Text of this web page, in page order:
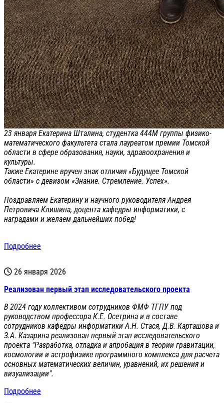
23 января Екатерина Шталина, студентка 444М группы физико-
математического факультета стала лауреатом премии Томской
области в сфере образования, науки, здравоохранения и
культуры.
Также Екатерине вручен знак отличия «Будущее Томской
области» с девизом «Знание. Стремление. Успех».
Поздравляем Екатерину и научного руководителя Андрея
Петровича Клишина, доцента кафедры информатики, с
наградами и желаем дальнейших побед!
Подробнее
26 января 2026
Реализован первый этап исследовательского проекта
В 2024 году коллективом сотрудников ФМФ ТГПУ под
руководством профессора К.Е. Осетрина и в составе
сотрудников кафедры информатики А.Н. Стася, Д.В. Карташова и
З.А. Казарина реализован первый этап исследовательского
проекта "Разработка, отладка и апробация в теории гравитации,
космологии и астрофизике программного комплекса для расчета
основных математических величин, уравнений, их решения и
визуализации".
Подробнее